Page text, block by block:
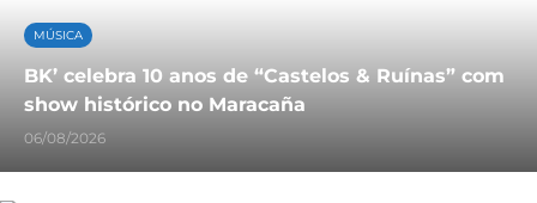
MÚSICA
BK’ celebra 10 anos de “Castelos & Ruínas” com
show histórico no Maracaña
06/08/2026